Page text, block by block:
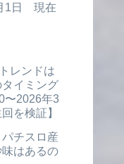
1日 現在
レンドは
イミング
〜2026年3
を検証】
チスロ産
はあるの